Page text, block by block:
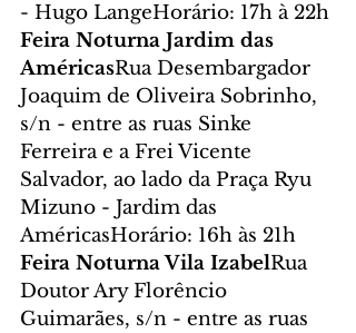
- Hugo LangeHorário: 17h à 22h
Feira Noturna Jardim das
AméricasRua Desembargador
Joaquim de Oliveira Sobrinho,
s/n - entre as ruas Sinke
Ferreira e a Frei Vicente
Salvador, ao lado da Praça Ryu
Mizuno - Jardim das
AméricasHorário: 16h às 21h
Feira Noturna Vila IzabelRua
Doutor Ary Florêncio
Guimarães, s/n - entre as ruas